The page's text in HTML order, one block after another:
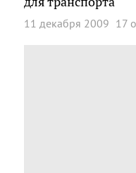
11 декабря 2009 17